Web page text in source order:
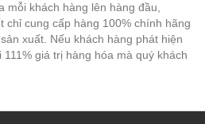
mỗi khách hàng lên hàng đầu,
chỉ cung cấp hàng 100% chính hãng
xuất. Nếu khách hàng phát hiện
giá trị hàng hóa mà quý khách